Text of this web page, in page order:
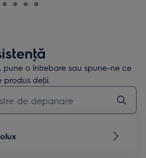
o întrebare sau spune-ne ce
produs deţii.